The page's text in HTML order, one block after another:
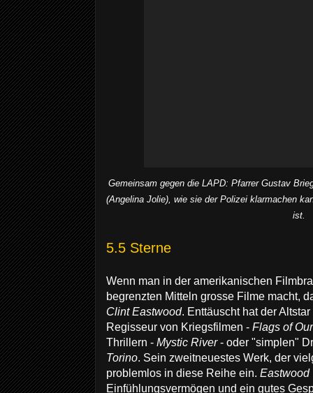
Gemeinsam gegen die LAPD: Pfarrer Gustav
(Angelina Jolie), wie sie der Polizei klarmachen
ist.
5.5 Sterne
Wenn man in der amerikanischen
begrenzten Mitteln grosse Filme macht,
Clint Eastwood. Enttäuscht hat der
Regisseur von Kriegsfilmen - Flags of
Thrillern - Mystic River- oder "simplen"
Torino. Sein zweitneuestes Werk, der
problemlos in diese Reihe ein. Eastwood
Einfühlungsvermögen und ein gutes